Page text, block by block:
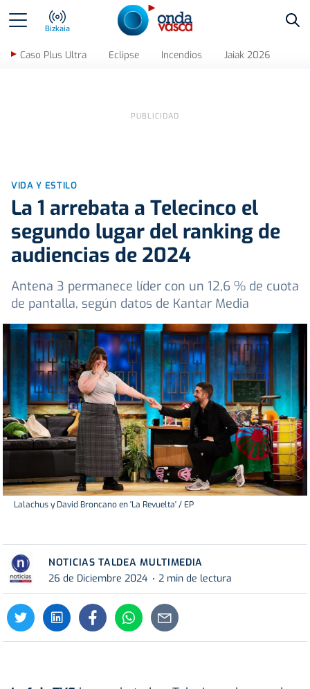
Bizkaia
Caso Plus Ultra Eclipse Incendios Jaiak 2026
VIDA Y ESTILO
La 1 arrebata a Telecinco el
segundo lugar del ranking de
audiencias de 2024
Antena 3 permanece líder con un 12,6 % de cuota
de pantalla, según datos de Kantar Media
Lalachus y David Broncano en 'La Revuelta' / EP
NOTICIAS TALDEA MULTIMEDIA
26 de Diciembre 2024
2 min de lectura